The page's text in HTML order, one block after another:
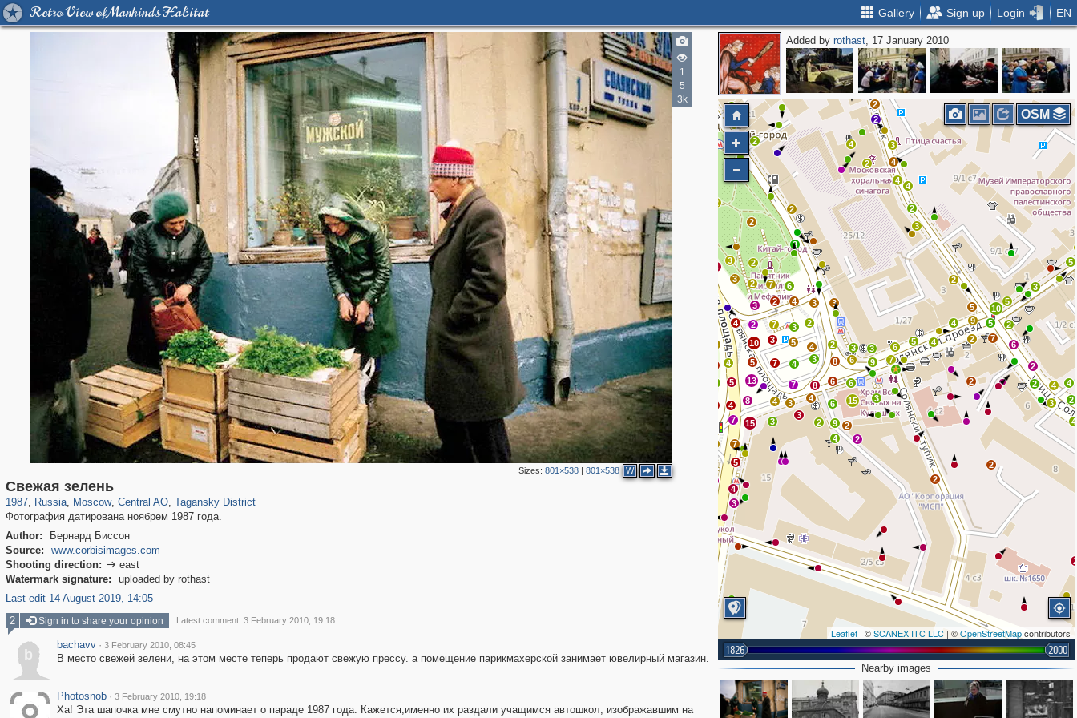
Retro View of Mankind's Habitat Gallery Sign up Login EN
1
5
3k
Sizes:801×538 |801×538 W
Свежая зелень
1987, Russia
1,406,716
, Moscow
319,864 8,286
, Central AO
160,011
, Tagansky District
Фотография датирована ноябрем 1987 года.
Author:
Бернард Биссон
Source:
www.corbisimages.com
Shooting direction:  east
Watermark signature:
uploaded by rothast
Last edit 14 August 2019, 14:05
Added byrothast, 17 January 2010
2
4
2
2
6
2
3
4 4
2
2
15
6
9
2
2
4
2
7
5
4
3
7
4
5 13
8 4
15 3
3
7
4
3
8 6
4
7
5
3 5
3
3
4 2
2
3 3
3
9
6
3
8
6
3
2
4
7
6
5
4
5
9
2
7
5
10
5
2
2
3
2
5
3
4
4
4
4
2
2
3
2
3
3
2
4
3
2
2
2
2
3
2
4
6
7
2
2
3
4 2
3 2
7
10
4
4
2
Leaflet | ©SCANEX ITC LLC | ©OpenStreetMapcontributors
1826 2000
OSM
Nearby images
2 Sign in to share your opinion Latest comment: 3 February 2010, 19:18
b
bachavv · 3 February 2010, 08:45
В место свежей зелени, на этом месте теперь продают свежую прессу. а помещение парикмахерской занимает ювелирный магазин.
Photosnob · 3 February 2010, 19:18
Ха! Эта шапочка мне смутно напоминает о параде 1987 года. Кажется,именно их раздали учащимся автошкол, изображавшим на